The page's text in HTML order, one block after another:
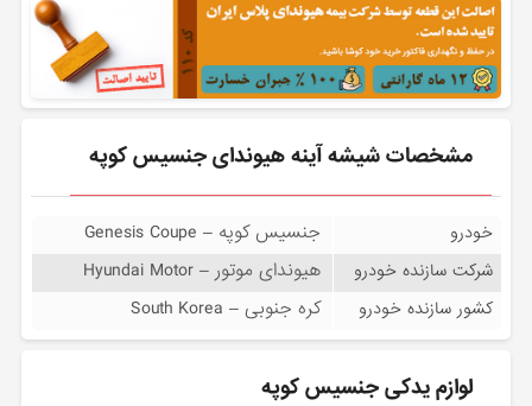
مشخصات شیشه آینه هیوندای جنسیس کوپه
خودرو جنسیس کوپه – Genesis Coupe
شرکت سازنده خودرو هیوندای موتور – Hyundai Motor
کشور سازنده خودرو کره جنوبی – South Korea
لوازم یدکی جنسیس کوپه